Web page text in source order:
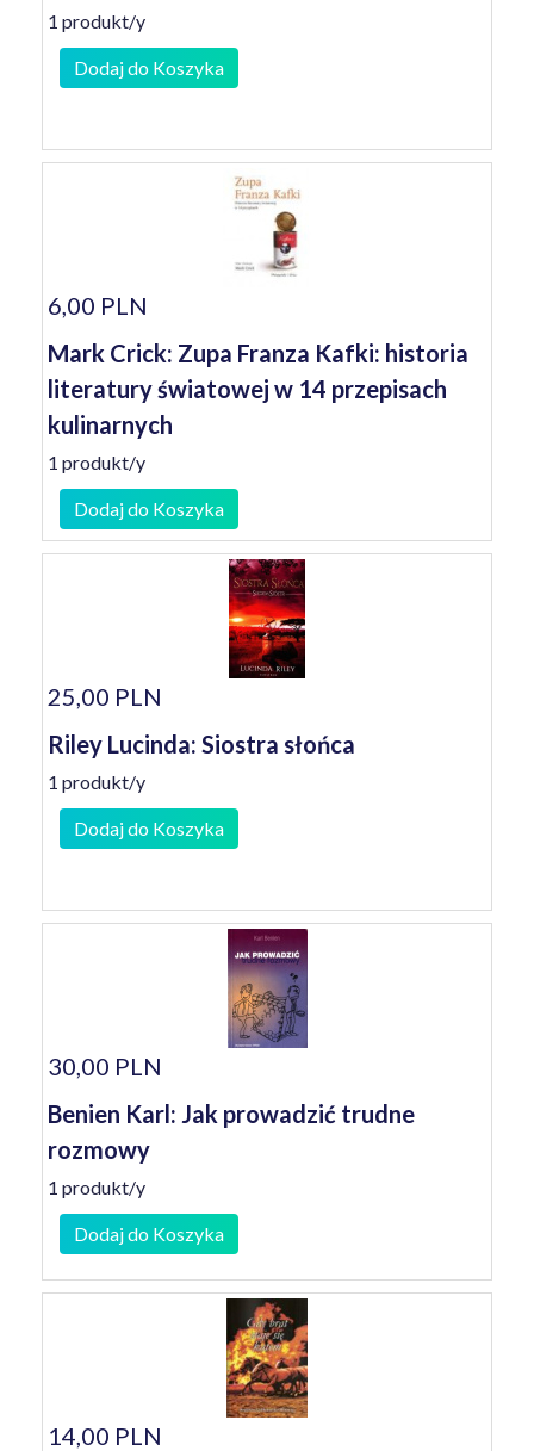
1 produkt/y
Dodaj do Koszyka
6,00 PLN
Mark Crick: Zupa Franza Kafki: historia
literatury światowej w 14 przepisach
kulinarnych
1 produkt/y
Dodaj do Koszyka
25,00 PLN
Riley Lucinda: Siostra słońca
1 produkt/y
Dodaj do Koszyka
30,00 PLN
Benien Karl: Jak prowadzić trudne
rozmowy
1 produkt/y
Dodaj do Koszyka
14,00 PLN